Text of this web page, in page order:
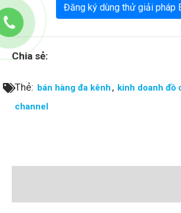
Đăng ký dùng thử giải pháp
Chia sẻ:
Thẻ: bán hàng đa kênh , kinh doanh đồ
channel